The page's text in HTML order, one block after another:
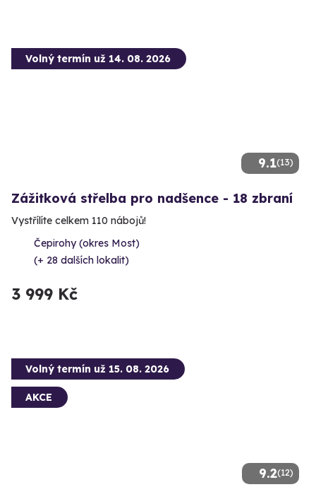
9.1(13)
Volný termín už 14. 08. 2026
Zážitková střelba pro nadšence - 18 zbraní
Vystřílíte celkem 110 nábojů!
Čepirohy (okres Most)
(+ 28 dalších lokalit)
3 999 Kč
9.2(12)
Volný termín už 15. 08. 2026
AKCE